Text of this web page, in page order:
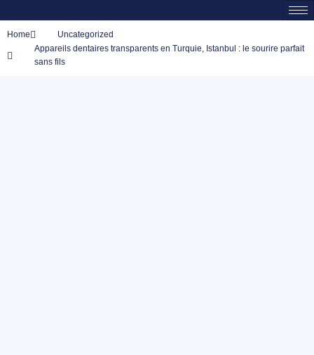
Home
Uncategorized
Appareils dentaires transparents en Turquie, Istanbul : le sourire parfait
sans fils